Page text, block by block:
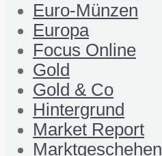
Euro-Münzen
Europa
Focus Online
Gold
Gold & Co
Hintergrund
Market Report
Marktgeschehen